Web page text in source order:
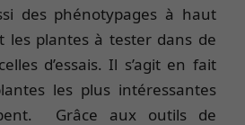
des phénotypages à haut
les plantes à tester dans de
d’essais. Il s’agit en fait
les plus intéressantes
Grâce aux outils de